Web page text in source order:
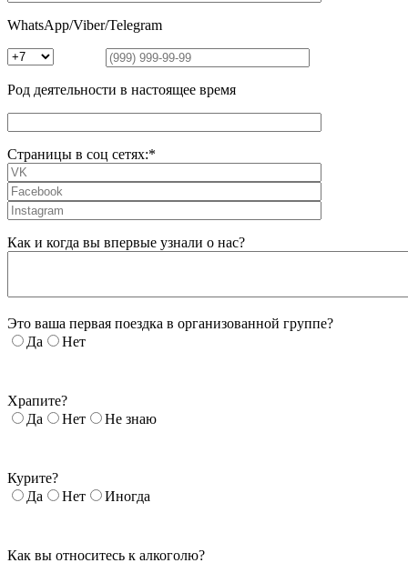
WhatsApp/Viber/Telegram
Род деятельности в настоящее время
Страницы в соц сетях:*
Как и когда вы впервые узнали о нас?
Это ваша первая поездка в организованной группе?
Да
Нет
Храпите?
Да
Нет Не знаю
Курите?
Да
Нет Иногда
Как вы относитесь к алкоголю?